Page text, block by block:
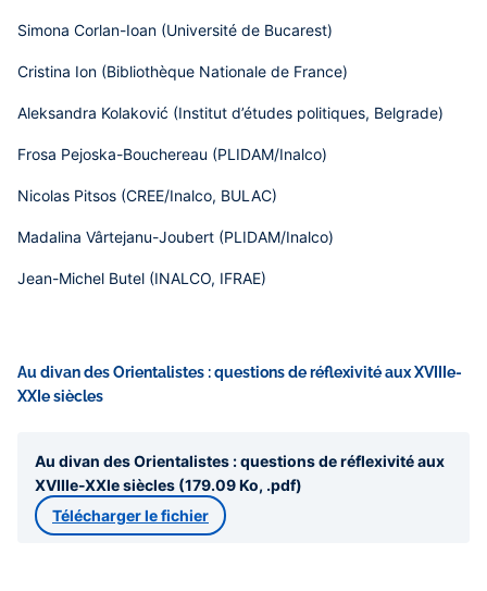
Simona Corlan-Ioan (Université de Bucarest)
Cristina Ion (Bibliothèque Nationale de France)
Aleksandra Kolaković (Institut d’études politiques, Belgrade)
Frosa Pejoska-Bouchereau (PLIDAM/Inalco)
Nicolas Pitsos (CREE/Inalco, BULAC)
Madalina Vârtejanu-Joubert (PLIDAM/Inalco)
Jean-Michel Butel (INALCO, IFRAE)
Au divan des Orientalistes : questions de réflexivité aux XVIIIe-
XXIe siècles
Au divan des Orientalistes : questions de réflexivité aux
XVIIIe-XXIe siècles (179.09 Ko, .pdf)
Télécharger le fichier